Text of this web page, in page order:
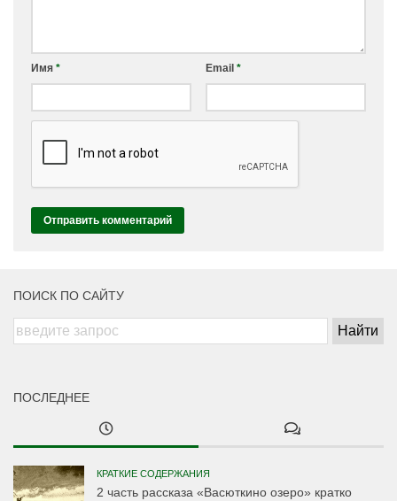
Имя * Email *
ПОИСК ПО САЙТУ
ПОСЛЕДНЕЕ
КРАТКИЕ СОДЕРЖАНИЯ
2 часть рассказа «Васюткино озеро» кратко